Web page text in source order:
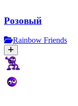
Розовый
Rainbow Friends